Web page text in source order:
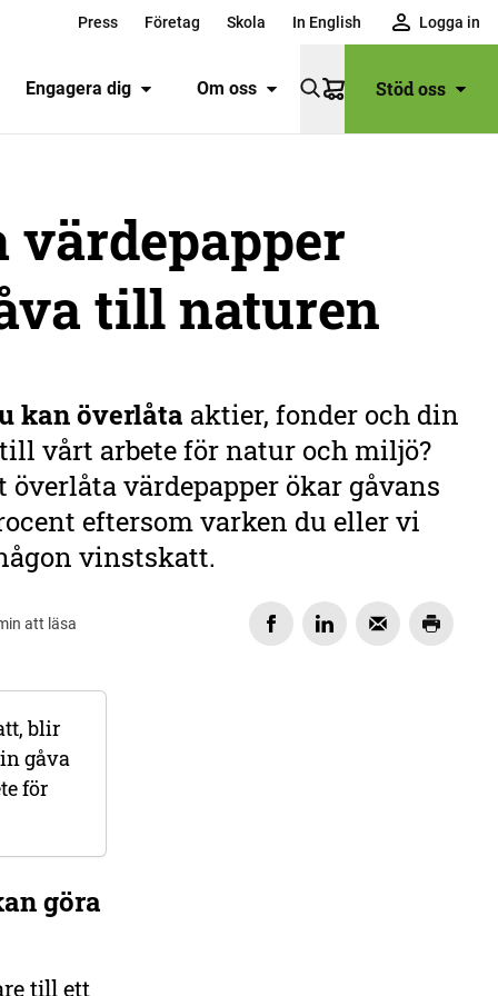
Press Företag Skola In English Logga in
Engagera dig Om oss
VarukorgStöd oss
värdepapper
till naturen
kan överlåta aktier, fonder och din
vårt arbete för natur och miljö?
överlåta värdepapper ökar gåvans
eftersom varken du eller vi
vinstskatt.
att läsa
blir
gåva
för
göra
till ett